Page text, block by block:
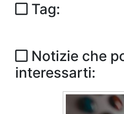
Tag:
Notizie che
interessarti: